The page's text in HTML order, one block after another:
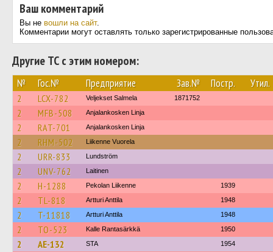
Ваш комментарий
Вы не вошли на сайт.
Комментарии могут оставлять только зарегистрированные
Другие ТС с этим номером:
№ Гос.№ Предприятие Зав.№ Постр. Утил.
2 LCX-782 Veljekset Salmela 1871752
2 MFB-508 Anjalankosken Linja
2 RAT-701 Anjalankosken Linja
2 RHM-502 Liikenne Vuorela
2 URR-833 Lundström
2 UNV-762 Laitinen
2 H-1288 Pekolan Liikenne 1939
2 TL-818 Artturi Anttila 1948
2 T-11818 Artturi Anttila 1948
2 TO-523 Kalle Rantasärkkä 1950
2 AE-132 STA 1954